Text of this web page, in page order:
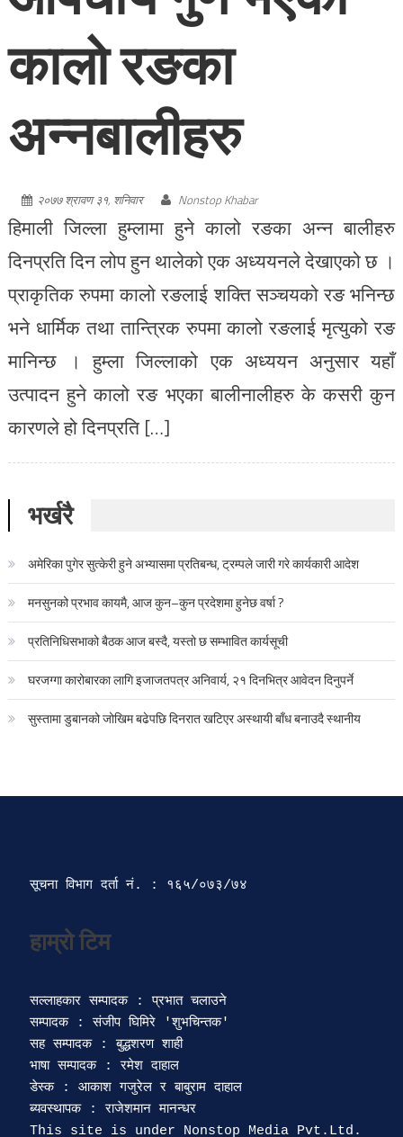
कालो रङका
अन्नबालीहरु
२०७७ श्रावण ३१, शनिवार Nonstop Khabar
हिमाली जिल्ला हुम्लामा हुने कालो रङका अन्न बालीहरु
दिनप्रति दिन लोप हुन थालेको एक अध्ययनले देखाएको छ ।
प्राकृतिक रुपमा कालो रङलाई शक्ति सञ्चयको रङ भनिन्छ
भने धार्मिक तथा तान्त्रिक रुपमा कालो रङलाई मृत्युको रङ
मानिन्छ । हुम्ला जिल्लाको एक अध्ययन अनुसार यहाँ
उत्पादन हुने कालो रङ भएका बालीनालीहरु के कसरी कुन
कारणले हो दिनप्रति […]
भर्खरै
अमेरिका पुगेर सुत्केरी हुने अभ्यासमा प्रतिबन्ध, ट्रम्पले जारी गरे कार्यकारी आदेश
मनसुनको प्रभाव कायमै, आज कुन–कुन प्रदेशमा हुनेछ वर्षा ?
प्रतिनिधिसभाको बैठक आज बस्दै, यस्तो छ सम्भावित कार्यसूची
घरजग्गा कारोबारका लागि इजाजतपत्र अनिवार्य, २१ दिनभित्र आवेदन दिनुपर्ने
सुस्तामा डुबानको जोखिम बढेपछि दिनरात खटिएर अस्थायी बाँध बनाउदै स्थानीय
सूचना विभाग दर्ता‍ नं. : १६५/०७३/७४
हाम्रो टिम
सल्लाहकार सम्पादक : प्रभात चलाउने
सम्पादक : संजीप घिमिरे 'शुभचिन्तक'
सह सम्पादक : बुद्धशरण शाही
भाषा सम्पादक : रमेश दाहाल
डेस्क : आकाश गजुरेल र बाबुराम दाहाल
ब्यवस्थापक : राजेशमान मानन्धर